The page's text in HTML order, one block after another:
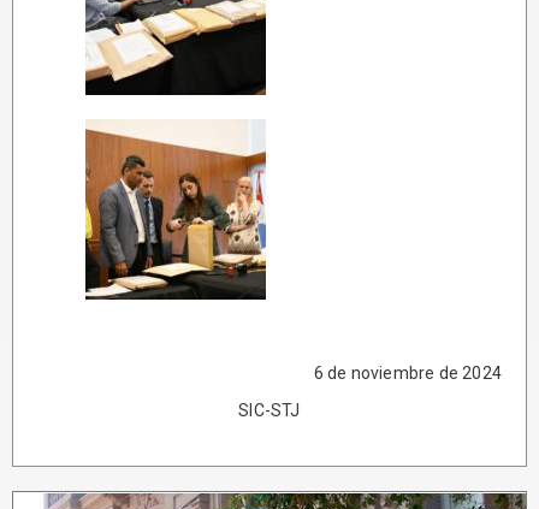
6 de noviembre de 2024
SIC-STJ